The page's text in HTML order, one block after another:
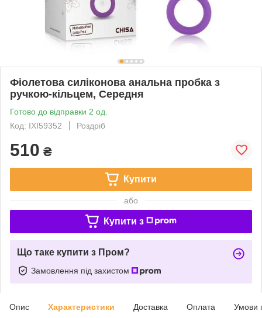
Фіолетова силіконова анальна пробка з
ручкою-кільцем, Середня
Готово до відправки 2 од.
Код: IXI59352
Роздріб
510 ₴
Купити
або
Купити з
Що таке купити з Пром?
Замовлення під захистом
Опис Характеристики Доставка Оплата Умови